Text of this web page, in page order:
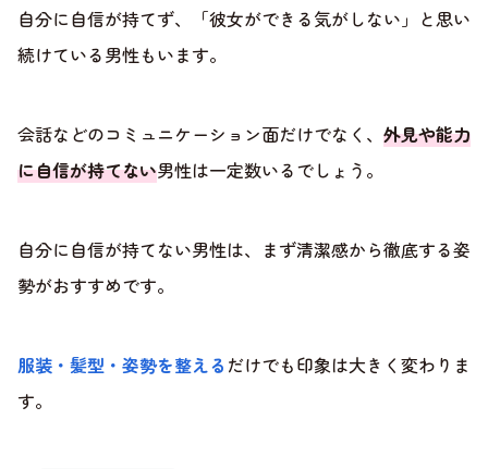
自分に自信が持てず、「彼女ができる気がしない」と思い
続けている男性もいます。
会話などのコミュニケーション面だけでなく、 外見や能力
に自信が持てない男性は一定数いるでしょう。
自分に自信が持てない男性は、まず清潔感から徹底する姿
勢がおすすめです。
服装・髪型・姿勢を整える だけでも印象は大きく変わりま
す。